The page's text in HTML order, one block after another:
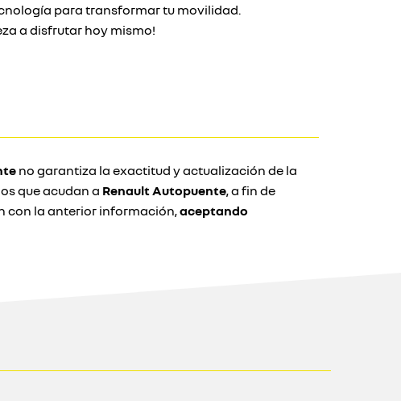
para transformar tu movilidad.
a disfrutar hoy mismo!
no garantiza la exactitud y actualización de la
que acudan a Renault Autopuente, a fin de
con la anterior información,aceptando